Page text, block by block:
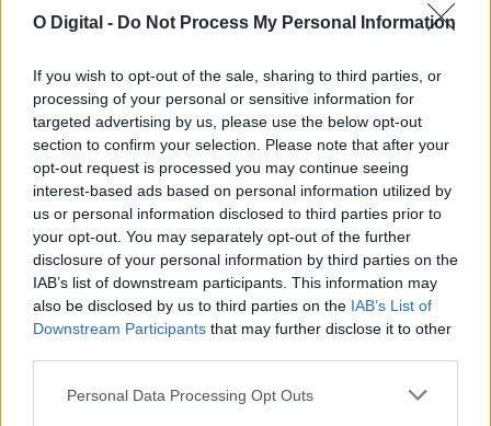
O Digital - Do Not Process My Personal Information
If you wish to opt-out of the sale, sharing to third parties, or
processing of your personal or sensitive information for
targeted advertising by us, please use the below opt-out
section to confirm your selection. Please note that after your
opt-out request is processed you may continue seeing
interest-based ads based on personal information utilized by
us or personal information disclosed to third parties prior to
your opt-out. You may separately opt-out of the further
disclosure of your personal information by third parties on the
IAB’s list of downstream participants. This information may
also be disclosed by us to third parties on the IAB’s List of
Downstream Participants that may further disclose it to other
Personal Data Processing Opt Outs
Monforte celebra Dia Internacional da Juventude com três dias
de atividades na piscina municipal
A Piscina Municipal de Monforte recebe, entre os dias 12 e 14 de
agosto,...
4 Agosto, 2026 - 07:00